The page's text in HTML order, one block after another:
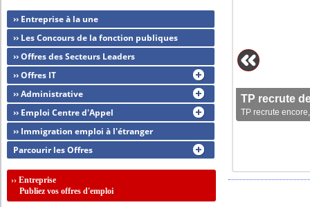
TP recrute
TP recrute
›› Entreprise à la une
›› Les Concours de la fonction publiques
›› Offres des Secteurs Leaders
›› Offres IT
›› Administrative
›› Emploi Centre d'Appel
›› Immigration emploi à l'étranger
Parcourir les Offres
››Entreprise
Publiez vos offres d'emploi